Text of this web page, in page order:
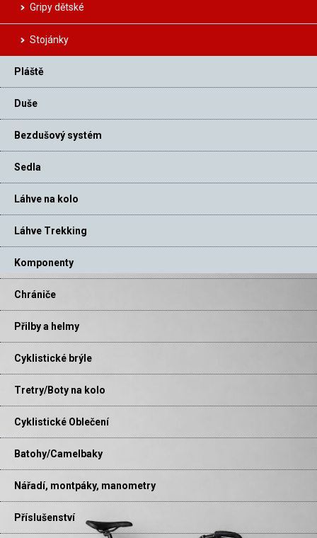
Gripy dětské
Stojánky
Pláště
Duše
Bezdušový systém
Sedla
Láhve na kolo
Láhve Trekking
Komponenty
Chrániče
Přilby a helmy
Cyklistické brýle
Tretry/Boty na kolo
Cyklistické Oblečení
Batohy/Camelbaky
Nářadí, montpáky, manometry
Příslušenství